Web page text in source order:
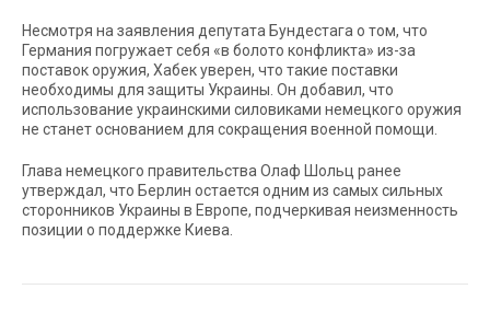
Несмотря на заявления депутата Бундестага о том, что
Германия погружает себя «в болото конфликта» из-за
поставок оружия, Хабек уверен, что такие поставки
необходимы для защиты Украины. Он добавил, что
использование украинскими силовиками немецкого оружия
не станет основанием для сокращения военной помощи.
Глава немецкого правительства Олаф Шольц ранее
утверждал, что Берлин остается одним из самых сильных
сторонников Украины в Европе, подчеркивая неизменность
позиции о поддержке Киева.